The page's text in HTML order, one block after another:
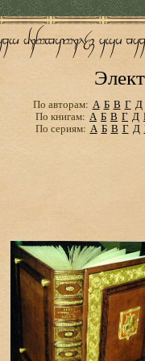
По авторам: А Б В Г Д
По книгам: А Б В Г Д
По сериям: А Б В Г Д